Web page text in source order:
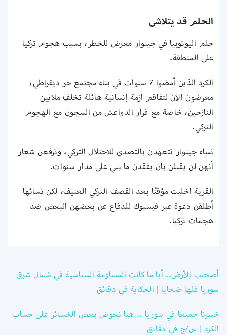
الحلم قد يتلاشى
حلم اليوتوبيا في جينوار معرض للخطر، بسبب هجوم تركيا
على المنطقة.‏
الكرد الذين أمضوا 7 سنوات في بناء مجتمع حر ديقراطي،
معرضون الآن لتفاقم أزمة إنسانية هائلة ‏تخلف ملايين
النازحين، خاصة مع فرار الدواعش من السجون مع الهجوم
التركي.‏
نساء جينوار تتعهدن بالتصدي للاحتلال التركي، وترفعن شعار
أنهن لن يقبلن بأن يفقدن ما بني ‏على مدار سنوات.‏
القرية أخليت مؤقتًا بعد القصف التركي العنيف، لكن نسائها
أطلقن دعوة عبر فيسبوك للدفاع عن بعضهن البعض ضد
هجمات تركيا.
أصحاب الأرض.. أيا ما كانت المساومة السياسية في شمال شرق
سوريا فلها ضحايا | الحكاية في دقائق
خسرنا جميعا في سوريا .. هيا نعوض بعض الخسائر على حساب
الكرد | س/ج في دقائق